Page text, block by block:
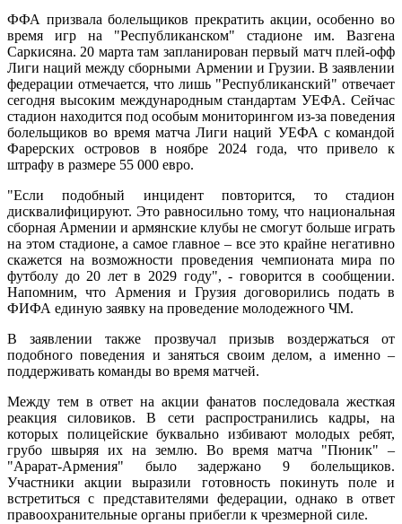
ФФА призвала болельщиков прекратить акции, особенно во
время игр на "Республиканском" стадионе им. Вазгена
Саркисяна. 20 марта там запланирован первый матч плей-офф
Лиги наций между сборными Армении и Грузии. В заявлении
федерации отмечается, что лишь "Республиканский" отвечает
сегодня высоким международным стандартам УЕФА. Сейчас
стадион находится под особым мониторингом из-за поведения
болельщиков во время матча Лиги наций УЕФА с командой
Фарерских островов в ноябре 2024 года, что привело к
штрафу в размере 55 000 евро.
"Если подобный инцидент повторится, то стадион
дисквалифицируют. Это равносильно тому, что национальная
сборная Армении и армянские клубы не смогут больше играть
на этом стадионе, а самое главное – все это крайне негативно
скажется на возможности проведения чемпионата мира по
футболу до 20 лет в 2029 году", - говорится в сообщении.
Напомним, что Армения и Грузия договорились подать в
ФИФА единую заявку на проведение молодежного ЧМ.
В заявлении также прозвучал призыв воздержаться от
подобного поведения и заняться своим делом, а именно –
поддерживать команды во время матчей.
Между тем в ответ на акции фанатов последовала жесткая
реакция силовиков. В сети распространились кадры, на
которых полицейские буквально избивают молодых ребят,
грубо швыряя их на землю. Во время матча "Пюник" –
"Арарат-Армения" было задержано 9 болельщиков.
Участники акции выразили готовность покинуть поле и
встретиться с представителями федерации, однако в ответ
правоохранительные органы прибегли к чрезмерной силе.